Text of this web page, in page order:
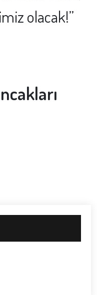
olacak!”